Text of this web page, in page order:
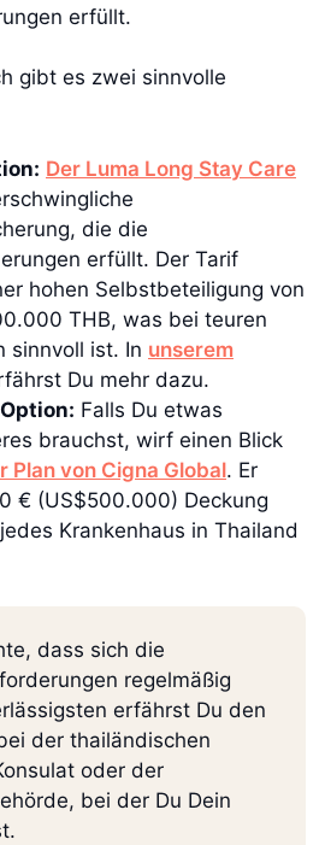
erfüllt.
gibt es zwei sinnvolle
Der Luma Long Stay Care
die die
erfüllt. Der Tarif
hohen Selbstbeteiligung von
THB, was bei teuren
sinnvoll ist. In unserem
Du mehr dazu.
Falls Du etwas
brauchst, wirf einen Blick
Plan von Cigna Global. Er
€ (US$500.000) Deckung
Krankenhaus in Thailand
dass sich die
regelmäßig
erfährst Du den
der thailändischen
oder der
bei der Du Dein